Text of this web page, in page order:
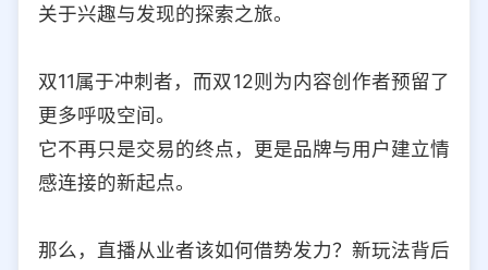
关于兴趣与发现的探索之旅。
双11属于冲刺者，而双12则为内容创作者预留了
更多呼吸空间。
它不再只是交易的终点，更是品牌与用户建立情
感连接的新起点。
那么，直播从业者该如何借势发力？新玩法背后